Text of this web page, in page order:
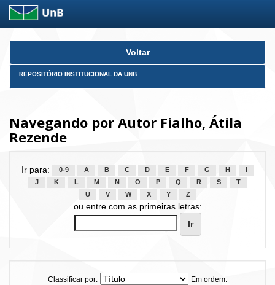
Skip
Voltar
REPOSITÓRIO INSTITUCIONAL DA UNB
Navegando por Autor Fialho, Átila
Rezende
Ir para: 0-9 A B C D E F G H
J
K L M N O P Q R S
T
U
V W X Y Z
ou entre com as primeiras letras:
Classificar por:
Em ordem: